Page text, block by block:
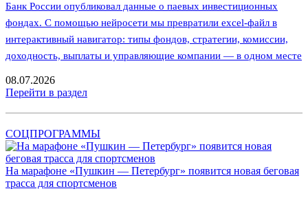
Банк России опубликовал данные о паевых инвестиционных
фондах. С помощью нейросети мы превратили excel-файл в
интерактивный навигатор: типы фондов, стратегии, комиссии,
доходность, выплаты и управляющие компании — в одном месте
08.07.2026
Перейти в раздел
СОЦПРОГРАММЫ
На марафоне «Пушкин — Петербург» появится новая беговая
трасса для спортсменов